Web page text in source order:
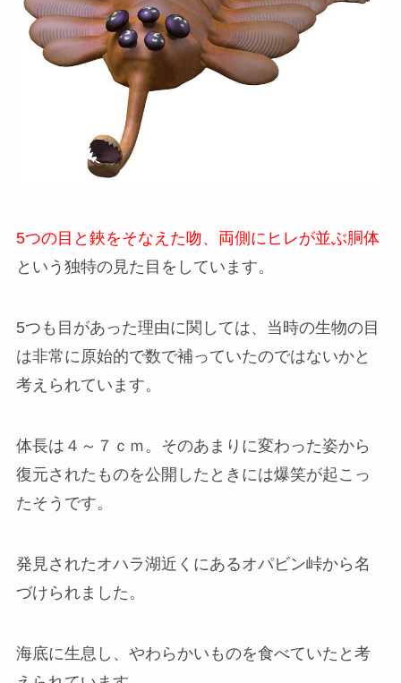
5つの目と鋏をそなえた吻、両側にヒレが並ぶ胴体
という独特の見た目をしています。
5つも目があった理由に関しては、当時の生物の目
は非常に原始的で数で補っていたのではないかと
考えられています。
体長は４～７ｃｍ。そのあまりに変わった姿から
復元されたものを公開したときには爆笑が起こっ
たそうです。
発見されたオハラ湖近くにあるオパビン峠から名
づけられました。
海底に生息し、やわらかいものを食べていたと考